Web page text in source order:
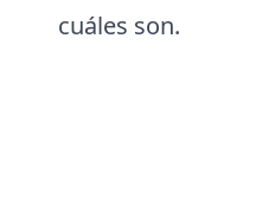
cuáles son.